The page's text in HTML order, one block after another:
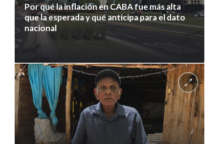
Por qué la inflación en CABA fue más alta
que la esperada y qué anticipa para el dato
nacional